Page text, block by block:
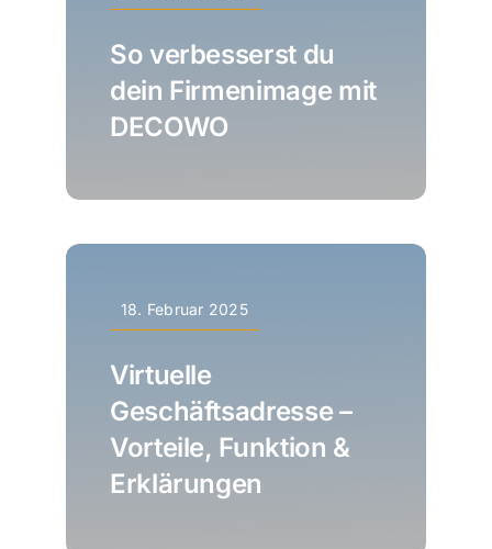
So verbesserst du
dein Firmenimage mit
DECOWO
18. Februar 2025
Virtuelle
Geschäftsadresse –
Vorteile, Funktion &
Erklärungen